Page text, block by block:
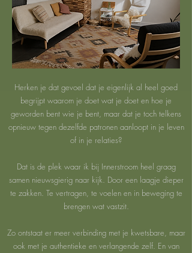
Herken je dat gevoel dat je eigenlijk al heel goed
begrijpt waarom je doet wat je doet en hoe je
geworden bent wie je bent, maar dat je toch telkens
opnieuw tegen dezelfde patronen aanloopt in je leven
of in je relaties?
Dat is de plek waar ik bij Innerstroom heel graag
samen nieuwsgierig naar kijk. Door een laagje dieper
te zakken. Te vertragen, te voelen en in beweging te
brengen wat vastzit.
Zo ontstaat er meer verbinding met je kwetsbare, maar
ook met je authentieke en verlangende zelf. En van